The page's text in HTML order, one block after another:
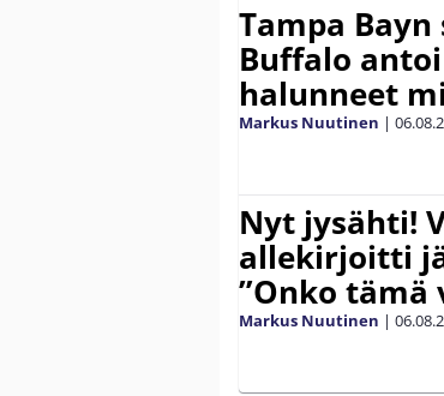
Tampa
Buffalo
halunneet
Markus Nuutinen |
Nyt jysähti!
allekirjoitti
”Onko tämä
Markus Nuutinen |